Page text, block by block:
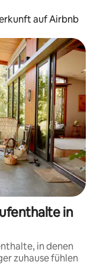
auf Airbnb
in
in denen
zuhause fühlen